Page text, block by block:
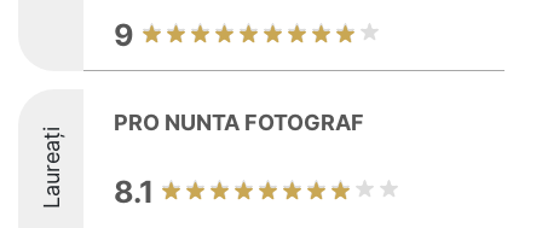
9
Laureați
PRO NUNTA FOTOGRAF
8.1